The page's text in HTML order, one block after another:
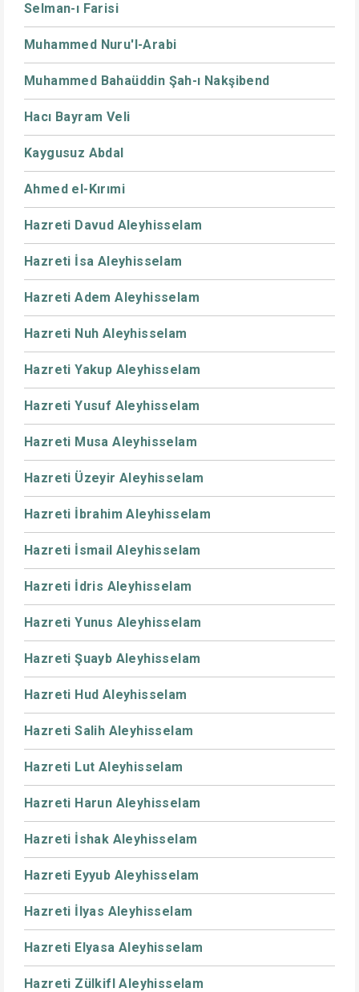
Selman-ı Farisi
Muhammed Nuru'l-Arabi
Muhammed Bahaüddin Şah-ı Nakşibend
Hacı Bayram Veli
Kaygusuz Abdal
Ahmed el-Kırımi
Hazreti Davud Aleyhisselam
Hazreti İsa Aleyhisselam
Hazreti Adem Aleyhisselam
Hazreti Nuh Aleyhisselam
Hazreti Yakup Aleyhisselam
Hazreti Yusuf Aleyhisselam
Hazreti Musa Aleyhisselam
Hazreti Üzeyir Aleyhisselam
Hazreti İbrahim Aleyhisselam
Hazreti İsmail Aleyhisselam
Hazreti İdris Aleyhisselam
Hazreti Yunus Aleyhisselam
Hazreti Şuayb Aleyhisselam
Hazreti Hud Aleyhisselam
Hazreti Salih Aleyhisselam
Hazreti Lut Aleyhisselam
Hazreti Harun Aleyhisselam
Hazreti İshak Aleyhisselam
Hazreti Eyyub Aleyhisselam
Hazreti İlyas Aleyhisselam
Hazreti Elyasa Aleyhisselam
Hazreti Zülkifl Aleyhisselam